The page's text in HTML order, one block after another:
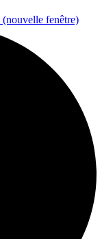
(nouvelle fenêtre)